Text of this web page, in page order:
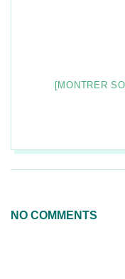
[MONTRER
NO COMMENTS